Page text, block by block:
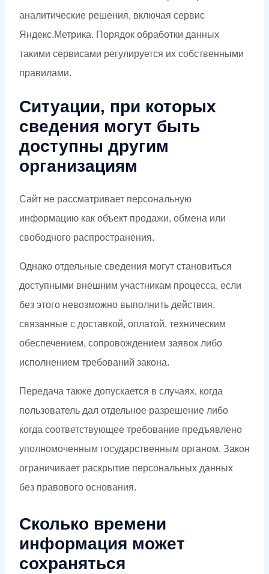
аналитические решения, включая сервис
Яндекс.Метрика. Порядок обработки данных
такими сервисами регулируется их собственными
правилами.
Ситуации, при которых
сведения могут быть
доступны другим
организациям
Сайт не рассматривает персональную
информацию как объект продажи, обмена или
свободного распространения.
Однако отдельные сведения могут становиться
доступными внешним участникам процесса, если
без этого невозможно выполнить действия,
связанные с доставкой, оплатой, техническим
обеспечением, сопровождением заявок либо
исполнением требований закона.
Передача также допускается в случаях, когда
пользователь дал отдельное разрешение либо
когда соответствующее требование предъявлено
уполномоченным государственным органом. Закон
ограничивает раскрытие персональных данных
без правового основания.
Сколько времени
информация может
сохраняться